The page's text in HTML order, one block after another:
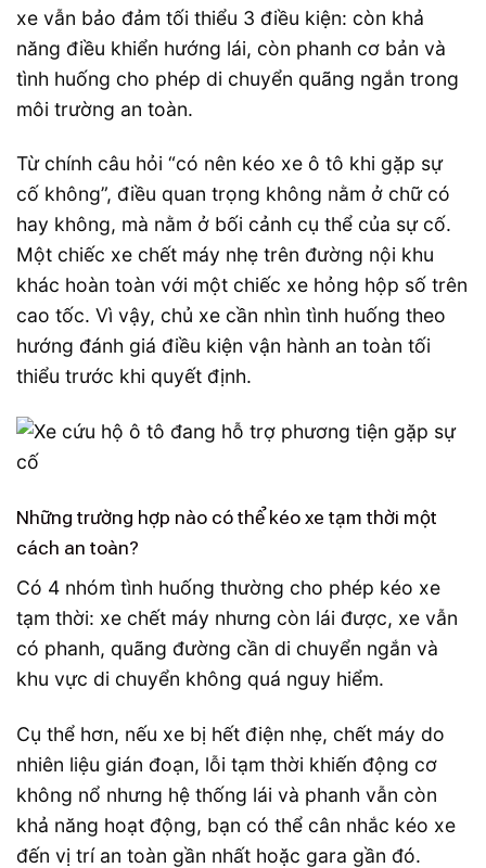
xe vẫn bảo đảm tối thiểu 3 điều kiện: còn khả
năng điều khiển hướng lái, còn phanh cơ bản và
tình huống cho phép di chuyển quãng ngắn trong
môi trường an toàn.
Từ chính câu hỏi “có nên kéo xe ô tô khi gặp sự
cố không”, điều quan trọng không nằm ở chữ có
hay không, mà nằm ở bối cảnh cụ thể của sự cố.
Một chiếc xe chết máy nhẹ trên đường nội khu
khác hoàn toàn với một chiếc xe hỏng hộp số trên
cao tốc. Vì vậy, chủ xe cần nhìn tình huống theo
hướng đánh giá điều kiện vận hành an toàn tối
thiểu trước khi quyết định.
Những trường hợp nào có thể kéo xe tạm thời một
cách an toàn?
Có 4 nhóm tình huống thường cho phép kéo xe
tạm thời: xe chết máy nhưng còn lái được, xe vẫn
có phanh, quãng đường cần di chuyển ngắn và
khu vực di chuyển không quá nguy hiểm.
Cụ thể hơn, nếu xe bị hết điện nhẹ, chết máy do
nhiên liệu gián đoạn, lỗi tạm thời khiến động cơ
không nổ nhưng hệ thống lái và phanh vẫn còn
khả năng hoạt động, bạn có thể cân nhắc kéo xe
đến vị trí an toàn gần nhất hoặc gara gần đó.